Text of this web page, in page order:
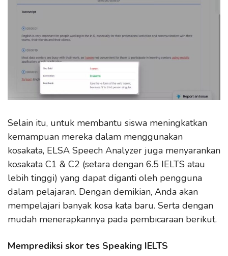
Selain itu, untuk membantu siswa meningkatkan
kemampuan mereka dalam menggunakan
kosakata, ELSA Speech Analyzer juga menyarankan
kosakata C1 & C2 (setara dengan 6.5 IELTS atau
lebih tinggi) yang dapat diganti oleh pengguna
dalam pelajaran. Dengan demikian, Anda akan
mempelajari banyak kosa kata baru. Serta dengan
mudah menerapkannya pada pembicaraan berikut.
Memprediksi skor tes Speaking IELTS